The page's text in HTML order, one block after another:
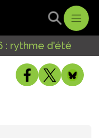
: rythme d'été